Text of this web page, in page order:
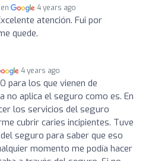
4 years ago
atención. Fui por
quede.
4 years ago
para los que vienen de
no aplica el seguro como es. En
los servicios del seguro
cubrir caries incipientes. Tuve
seguro para saber que eso
momento me podía hacer